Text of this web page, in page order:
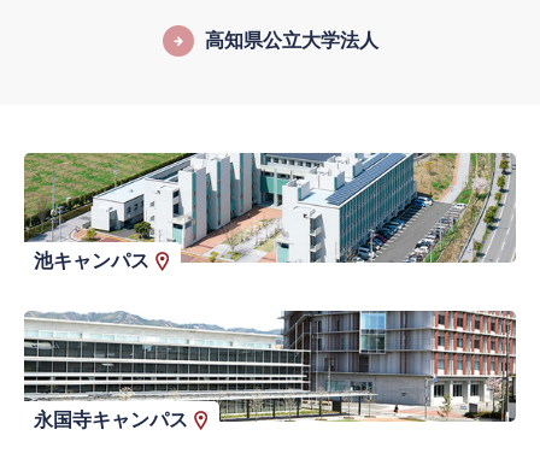
高知県公立大学法人
池キャンパス
永国寺キャンパス